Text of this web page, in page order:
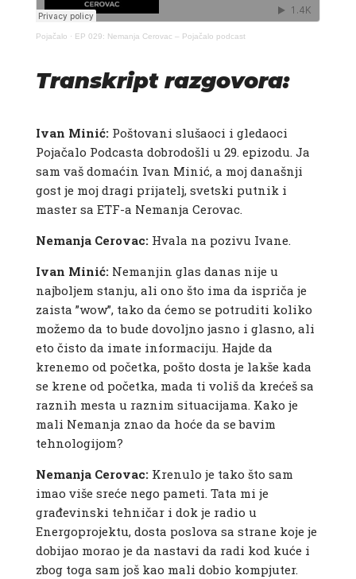
Pojačalo · EP 029: Nemanja Cerovac – Pojačalo podcast
Transkript razgovora:
Ivan Minić: Poštovani slušaoci i gledaoci
Pojačalo Podcasta dobrodošli u 29. epizodu. Ja
sam vaš domaćin Ivan Minić, a moj današnji
gost je moj dragi prijatelj, svetski putnik i
master sa ETF-a Nemanja Cerovac.
Nemanja Cerovac: Hvala na pozivu Ivane.
Ivan Minić: Nemanjin glas danas nije u
najboljem stanju, ali ono što ima da ispriča je
zaista ”wow”, tako da ćemo se potruditi koliko
možemo da to bude dovoljno jasno i glasno, ali
eto čisto da imate informaciju. Hajde da
krenemo od početka, pošto dosta je lakše kada
se krene od početka, mada ti voliš da krećeš sa
raznih mesta u raznim situacijama. Kako je
mali Nemanja znao da hoće da se bavim
tehnologijom?
Nemanja Cerovac: Krenulo je tako što sam
imao više sreće nego pameti. Tata mi je
građevinski tehničar i dok je radio u
Energoprojektu, dosta poslova sa strane koje je
dobijao morao je da nastavi da radi kod kuće i
zbog toga sam još kao mali dobio kompjuter.